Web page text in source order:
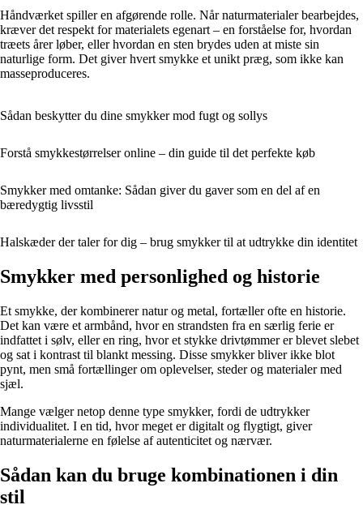
Håndværket spiller en afgørende rolle. Når naturmaterialer bearbejdes,
kræver det respekt for materialets egenart – en forståelse for, hvordan
træets årer løber, eller hvordan en sten brydes uden at miste sin
naturlige form. Det giver hvert smykke et unikt præg, som ikke kan
masseproduceres.
Sådan beskytter du dine smykker mod fugt og sollys
Forstå smykkestørrelser online – din guide til det perfekte køb
Smykker med omtanke: Sådan giver du gaver som en del af en
bæredygtig livsstil
Halskæder der taler for dig – brug smykker til at udtrykke din identitet
Smykker med personlighed og historie
Et smykke, der kombinerer natur og metal, fortæller ofte en historie.
Det kan være et armbånd, hvor en strandsten fra en særlig ferie er
indfattet i sølv, eller en ring, hvor et stykke drivtømmer er blevet slebet
og sat i kontrast til blankt messing. Disse smykker bliver ikke blot
pynt, men små fortællinger om oplevelser, steder og materialer med
sjæl.
Mange vælger netop denne type smykker, fordi de udtrykker
individualitet. I en tid, hvor meget er digitalt og flygtigt, giver
naturmaterialerne en følelse af autenticitet og nærvær.
Sådan kan du bruge kombinationen i din
stil